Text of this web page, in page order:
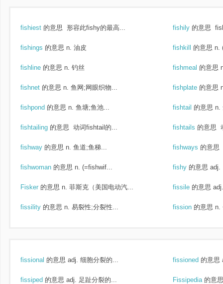
fishiest 的意思 形容此fishy的最高... fishily 的意思
fishings 的意思 n. 油皮 fishkill 的意思 n.
fishline 的意思 n. 钓丝 fishmeal 的意思
fishnet 的意思 n. 鱼网;网眼织物... fishplate 的意思
fishpond 的意思 n. 鱼塘;鱼池... fishtail 的意思 n.
fishtailing 的意思 动词fishtail的... fishtails 的意思
fishway 的意思 n. 鱼道;鱼梯... fishways 的意思
fishwoman 的意思 n. (=fishwif... fishy 的意思 adj.
Fisker 的意思 n. 菲斯克（美国电动汽... fissile 的意思
fissility 的意思 n. 易裂性;分裂性... fission 的意思 n.
fissional 的意思 adj. 细胞分裂的... fissioned 的意思
fissiped 的意思 adj. 足趾分裂的... Fissipedia 的意思